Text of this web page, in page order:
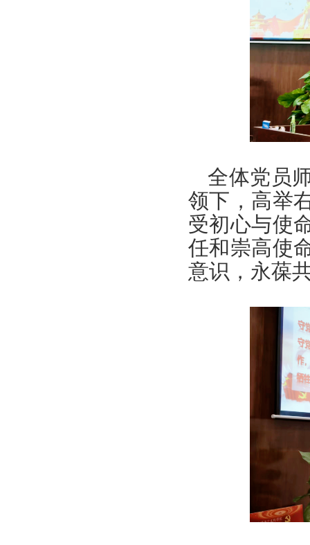
全体党员
领下，高举
受初心与使
任和崇高使
意识，永葆